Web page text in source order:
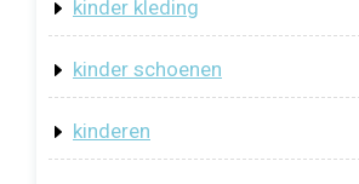
kinder kleding
kinder schoenen
kinderen